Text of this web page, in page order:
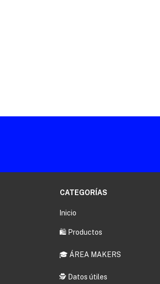
CATEGORÍAS
Inicio
🛍️ Productos
🎓 ÁREA MAKERS
🕵️ Datos útiles